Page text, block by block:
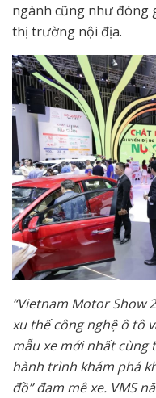
ngành cũng như đóng
thị trường nội địa.
“Vietnam Motor Show
xu thế công nghệ ô tô
mẫu xe mới nhất cùng
hành trình khám phá
đồ” đam mê xe. VMS